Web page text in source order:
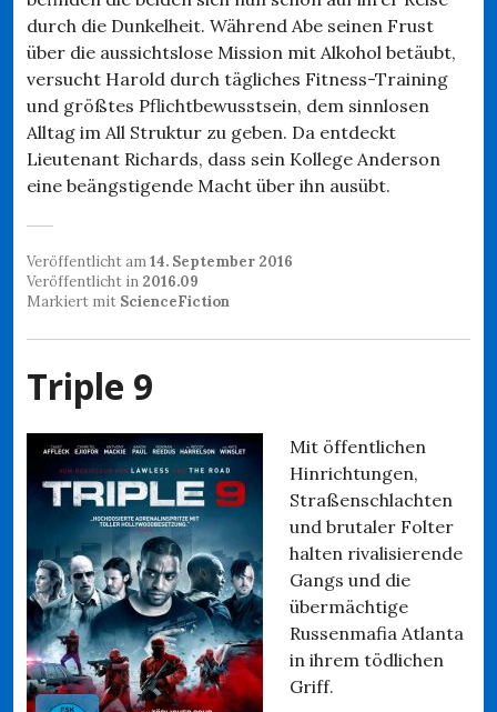
durch die Dunkelheit. Während Abe seinen Frust
über die aussichtslose Mission mit Alkohol betäubt,
versucht Harold durch tägliches Fitness-Training
und größtes Pflichtbewusstsein, dem sinnlosen
Alltag im All Struktur zu geben. Da entdeckt
Lieutenant Richards, dass sein Kollege Anderson
eine beängstigende Macht über ihn ausübt.
Veröffentlicht am14. September 2016
Veröffentlicht in 2016.09
Markiert mit ScienceFiction
Triple 9
Mit öffentlichen
Hinrichtungen,
Straßenschlachten
und brutaler Folter
halten rivalisierende
Gangs und die
übermächtige
Russenmafia Atlanta
in ihrem tödlichen
Griff.